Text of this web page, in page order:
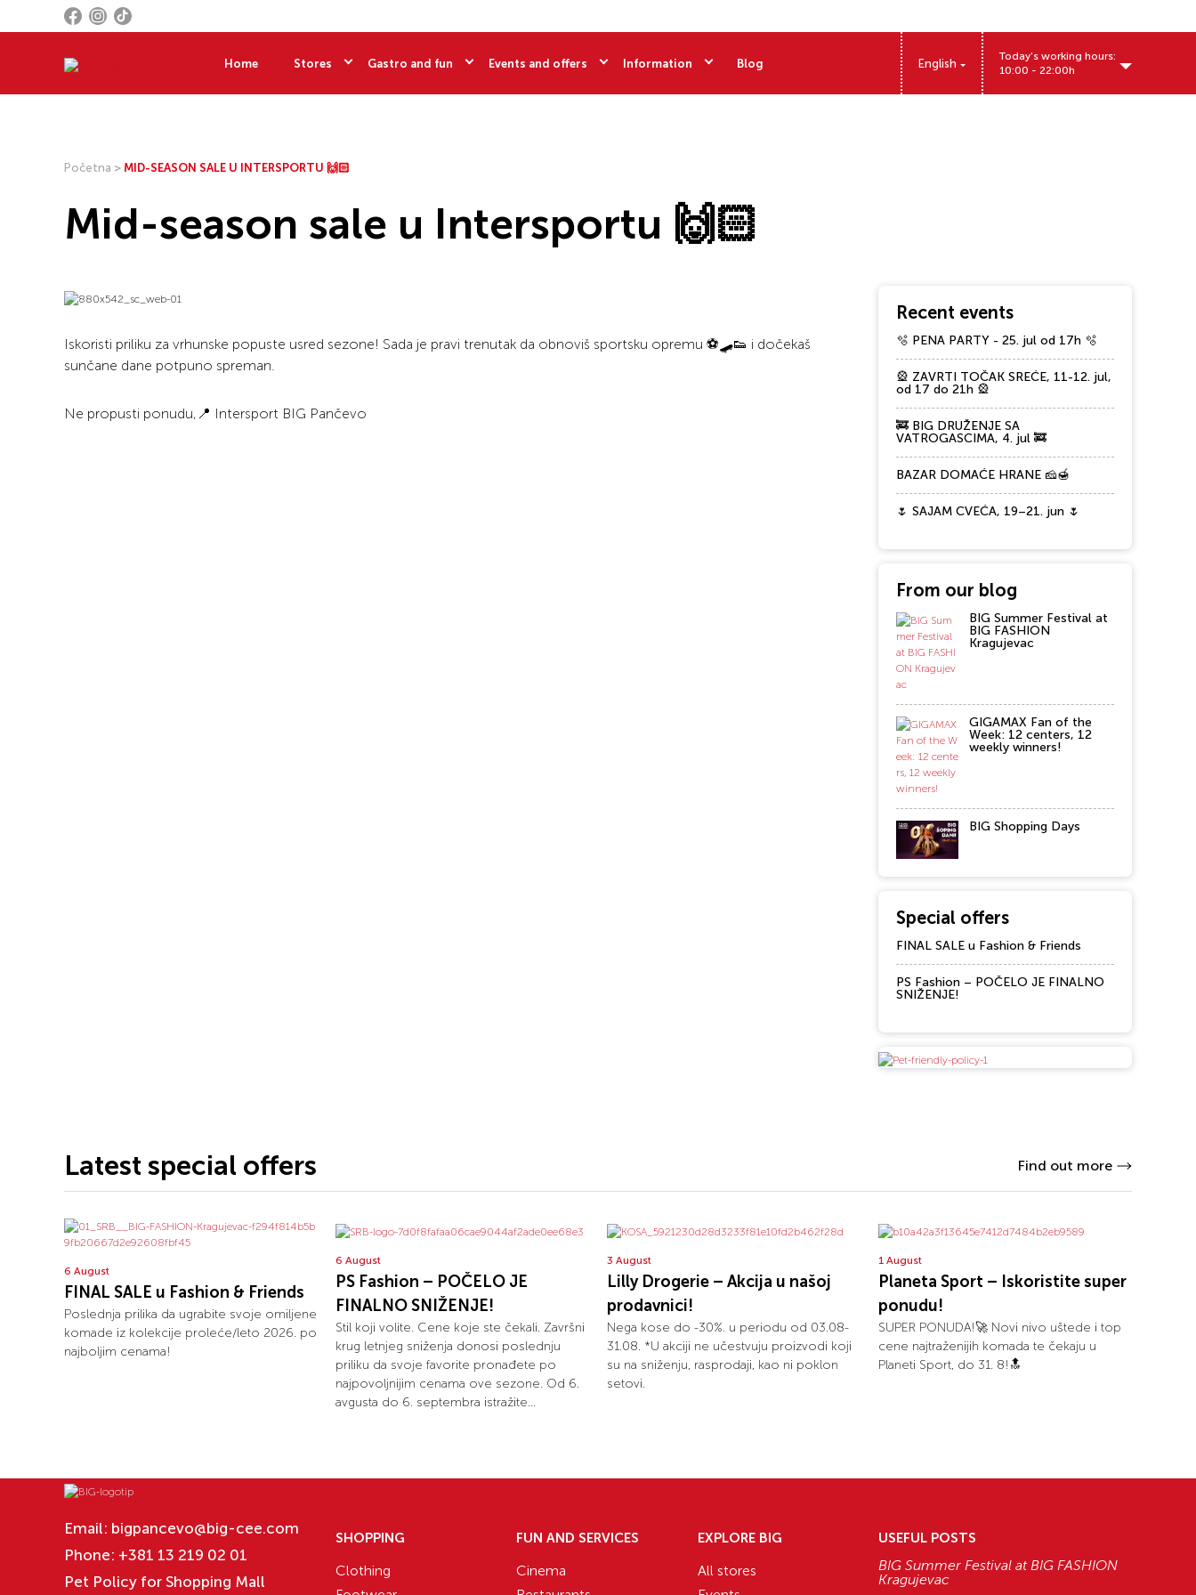
Home Stores Gastro and fun Events and offers Information Blog English
Today's working hours:
10:00 - 22:00h
Početna > MID-SEASON SALE U INTERSPORTU 🙌🏻
Mid-season sale u Intersportu 🙌🏻
Iskoristi priliku za vrhunske popuste usred sezone! Sada je pravi trenutak da obnoviš sportsku opremu ⚽🛹👟 i dočekaš
sunčane dane potpuno spreman.
Ne propusti ponudu,📍 Intersport BIG Pančevo
Recent events
🫧 PENA PARTY - 25. jul od 17h 🫧
🎡 ZAVRTI TOČAK SREĆE, 11-12. jul,
od 17 do 21h 🎡
🚒 BIG DRUŽENJE SA
VATROGASCIMA, 4. jul 🚒
BAZAR DOMAĆE HRANE 🧀🍯
🌷 SAJAM CVEĆA, 19–21. jun 🌷
From our blog
BIG Summer Festival at
BIG FASHION
Kragujevac
GIGAMAX Fan of the
Week: 12 centers, 12
weekly winners!
BIG Shopping Days
Special offers
FINAL SALE u Fashion & Friends
PS Fashion – POČELO JE FINALNO
SNIŽENJE!
Latest special offers Find out more
6 August
FINAL SALE u Fashion & Friends
Poslednja prilika da ugrabite svoje omiljene
komade iz kolekcije proleće/leto 2026. po
najboljim cenama!
6 August
PS Fashion – POČELO JE
FINALNO SNIŽENJE!
Stil koji volite. Cene koje ste čekali. Završni
krug letnjeg sniženja donosi poslednju
priliku da svoje favorite pronađete po
najpovoljnijim cenama ove sezone. Od 6.
avgusta do 6. septembra istražite...
3 August
Lilly Drogerie – Akcija u našoj
prodavnici!
Nega kose do -30%. u periodu od 03.08-
31.08. *U akciji ne učestvuju proizvodi koji
su na sniženju, rasprodaji, kao ni poklon
setovi.
1 August
Planeta Sport – Iskoristite super
ponudu!
SUPER PONUDA!🚀 Novi nivo uštede i top
cene najtraženijih komada te čekaju u
Planeti Sport, do 31. 8!🔝
Email: bigpancevo@big-cee.com
Phone: +381 13 219 02 01
Pet Policy for Shopping Mall
SHOPPING
Clothing
FUN AND SERVICES
Cinema
EXPLORE BIG
All stores
USEFUL POSTS
BIG Summer Festival at BIG FASHION
Kragujevac